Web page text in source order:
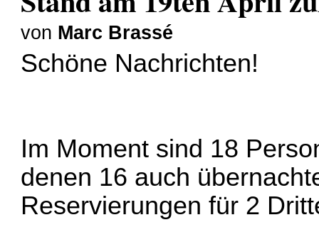
von Marc Brassé
Schöne Nachrichten!
Im Moment sind 18
denen 16 auch
Reservierungen für 2